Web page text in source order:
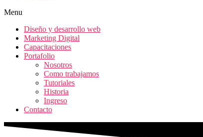
Menu
Diseño y desarrollo web
Marketing Digital
Capacitaciones
Portafolio
Nosotros
Como trabajamos
Tutoriales
Historia
Ingreso
Contacto